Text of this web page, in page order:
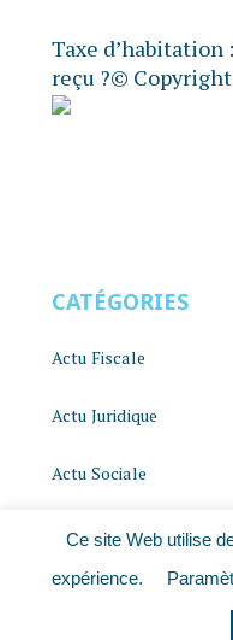
Taxe d’habitation
reçu ?© Copyright
CATÉGORIES
Actu Fiscale
Actu Juridique
Actu Sociale
actualite
histoire
Ce site Web utilise
expérience.